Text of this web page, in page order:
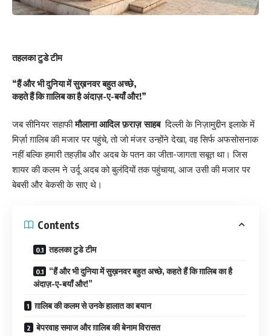
तहलका टुडे टीम
“हैं और भी दुनिया में सुख़नवर बहुत अच्छे,
कहते हैं कि ग़ालिब का है अंदाज़-ए-बयाँ और!”
जब सीनियर सहाफीमौलाना आदिल फ़राज़ साहब दिल्ली के निज़ामुद्दीन इलाके में
मिर्ज़ा ग़ालिब की मजार पर पहुंचे, तो जो मंजर उन्होंने देखा, वह सिर्फ अफसोसनाक
नहीं बल्कि हमारी तहज़ीब और अदब के पतन का जीता-जागता सबूत था। जिस
शायर की कलम ने उर्दू अदब को बुलंदियों तक पहुंचाया, आज उसी की मजार पर
बेबसी और बेकसी के साए थे।
Contents
तहलका टुडे टीम
“हैं और भी दुनिया में सुख़नवर बहुत अच्छे, कहते हैं कि ग़ालिब का है
अंदाज़-ए-बयाँ और!”
ग़ालिब की कलम से उनके हालात का बयान
बेपरवाह समाज और ग़ालिब की बेनाम विरासत